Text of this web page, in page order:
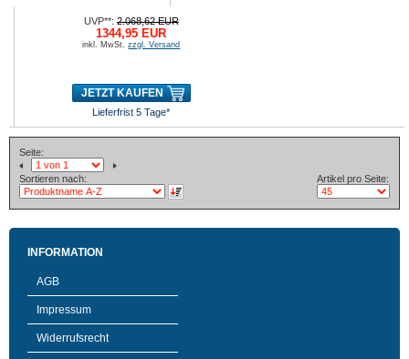
UVP**:2.068,62 EUR
1344,95 EUR
inkl. MwSt.zzgl. Versand
JETZT KAUFEN
Lieferfrist 5 Tage*
Seite:
Sortieren nach: Artikel pro Seite:
INFORMATION
AGB
Impressum
Widerrufsrecht